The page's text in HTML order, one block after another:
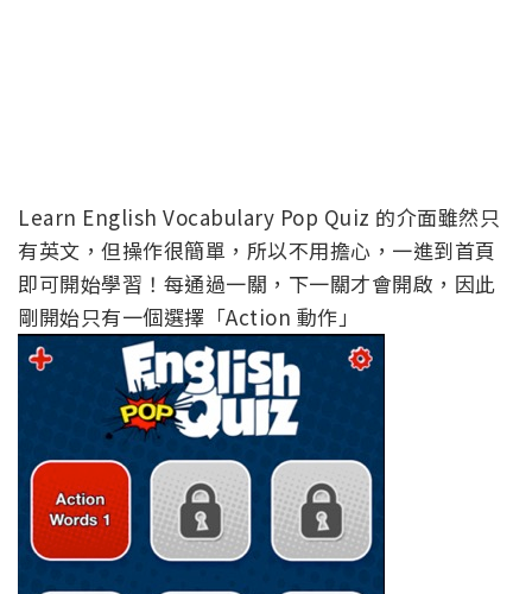
Learn English Vocabulary Pop Quiz 的介面雖然只
有英文，但操作很簡單，所以不用擔心，一進到首頁
即可開始學習！每通過一關，下一關才會開啟，因此
剛開始只有一個選擇「Action 動作」